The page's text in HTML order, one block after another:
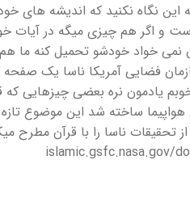
این نگاه نکنید که اندیشه های
و اگر هم چیزی میگه در آیات
خواد خودشو تحمیل کنه ما هم
فضایی آمریکا ناسا یک صفحه
خوبم یادمون نره بعضی چیزهایی
هواپیما ساخته شد این موضوع
تحقیقات ناسا را با قرآن مطرح
islamic.gsfc.nasa.gov/